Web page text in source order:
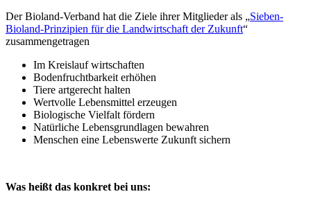
Der Bioland-Verband hat die Ziele ihrer Mitglieder als „Sieben-
Bioland-Prinzipien für die Landwirtschaft der Zukunft“
zusammengetragen
Im Kreislauf wirtschaften
Bodenfruchtbarkeit erhöhen
Tiere artgerecht halten
Wertvolle Lebensmittel erzeugen
Biologische Vielfalt fördern
Natürliche Lebensgrundlagen bewahren
Menschen eine Lebenswerte Zukunft sichern
Was heißt das konkret bei uns: